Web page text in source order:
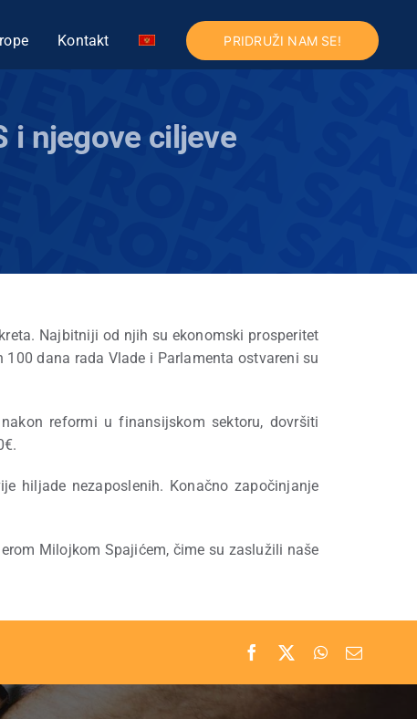
Kontakt PRIDRUŽI NAM SE!
i njegove ciljeve
Najbitniji od njih su ekonomski prosperitet
dana rada Vlade i Parlamenta ostvareni su
reformi u finansijskom sektoru, dovršiti
hiljade nezaposlenih. Konačno započinjanje
Milojkom Spajićem, čime su zaslužili naše